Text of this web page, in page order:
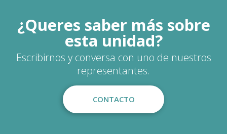
¿Queres saber más sobre
esta unidad?
Escribirnos y conversa con uno de nuestros
representantes.
CONTACTO